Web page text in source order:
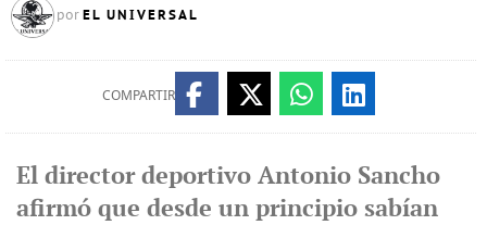
por EL UNIVERSAL
COMPARTIR
El director deportivo Antonio Sancho
afirmó que desde un principio sabían